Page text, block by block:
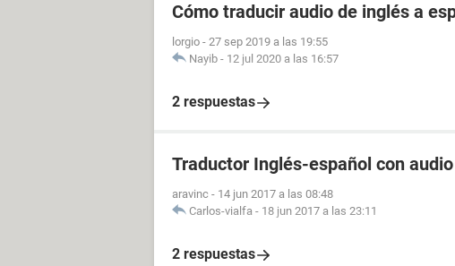
Cómo traducir audio de inglés a
lorgio - 27 sep 2019 a las 19:55
Nayib - 12 jul 2020 a las 16:57
2 respuestas
Traductor Inglés-español con audio
aravinc - 14 jun 2017 a las 08:48
Carlos-vialfa - 18 jun 2017 a las 23:11
2 respuestas